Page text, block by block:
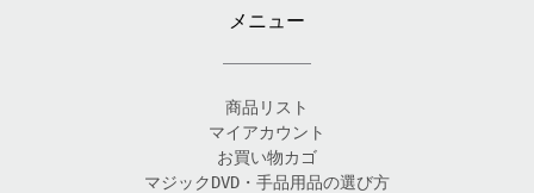
メニュー
商品リスト
マイアカウント
お買い物カゴ
マジックDVD・手品用品の選び方